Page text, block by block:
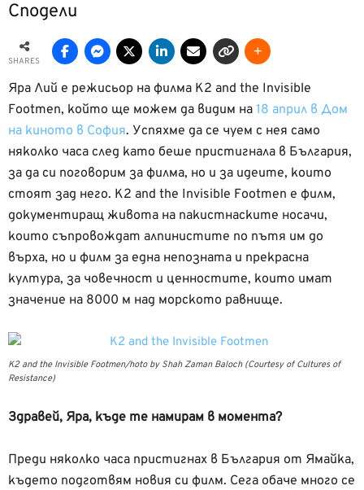
Сподели
SHARES
Яра Лий е режисьор на филма K2 and the Invisible
Footmen, който ще можем да видим на 18 април в Дом
на киното в София. Успяхме да се чуем с нея само
няколко часа след като беше пристигнала в България,
за да си поговорим за филма, но и за идеите, които
стоят зад него. K2 and the Invisible Footmen е филм,
документиращ живота на пакистнаските носачи,
които съпровождат алпинистите по пътя им до
върха, но и филм за една непозната и прекрасна
култура, за човечност и ценностите, които имат
значение на 8000 м над морското равнище.
К2 and the Invisible Footmen/hoto by Shah Zaman Baloch (Courtesy of Cultures of
Resistance)
Здравей, Яра, къде те намирам в момента?
Преди няколко часа пристигнах в България от Ямайка,
където подготвям новия си филм. Сега обаче много се